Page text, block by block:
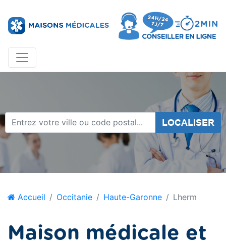
LOCALISER
Accueil Occitanie Haute-Garonne Lherm
Maison médicale et